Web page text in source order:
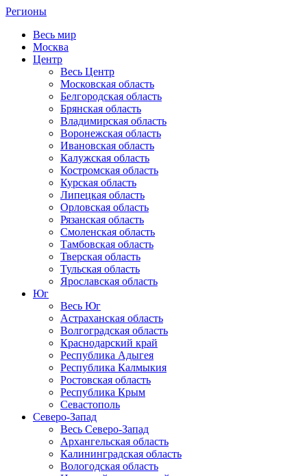
Регионы
Весь мир
Москва
Центр
Весь Центр
Московская область
Белгородская область
Брянская область
Владимирская область
Воронежская область
Ивановская область
Калужская область
Костромская область
Курская область
Липецкая область
Орловская область
Рязанская область
Смоленская область
Тамбовская область
Тверская область
Тульская область
Ярославская область
Юг
Весь Юг
Астраханская область
Волгоградская область
Краснодарский край
Республика Адыгея
Республика Калмыкия
Ростовская область
Республика Крым
Севастополь
Северо-Запад
Весь Северо-Запад
Архангельская область
Калининградская область
Вологодская область